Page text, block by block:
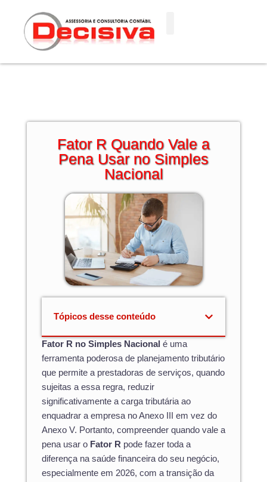
conteúdo
Fator R Quando Vale a
Pena Usar no Simples
Nacional
Tópicos desse conteúdo
Fator R no Simples Nacional é uma
ferramenta poderosa de planejamento tributário
que permite a prestadoras de serviços, quando
sujeitas a essa regra, reduzir
significativamente a carga tributária ao
enquadrar a empresa no Anexo III em vez do
Anexo V. Portanto, compreender quando vale a
pena usar o Fator R pode fazer toda a
diferença na saúde financeira do seu negócio,
especialmente em 2026, com a transição da